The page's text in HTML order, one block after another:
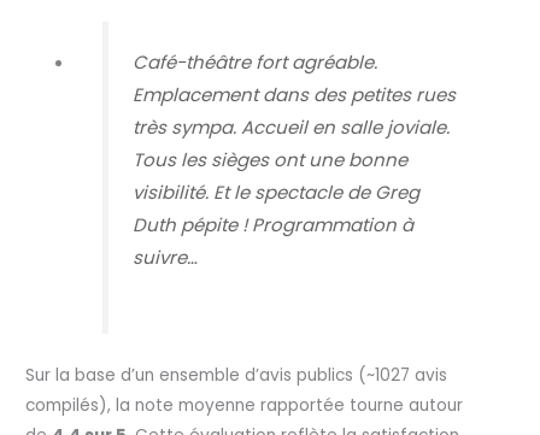
Café-théâtre fort agréable.
Emplacement dans des petites rues
très sympa. Accueil en salle joviale.
Tous les sièges ont une bonne
visibilité. Et le spectacle de Greg
Duth pépite ! Programmation à
suivre…
Sur la base d’un ensemble d’avis publics (~1027 avis
compilés), la note moyenne rapportée tourne autour